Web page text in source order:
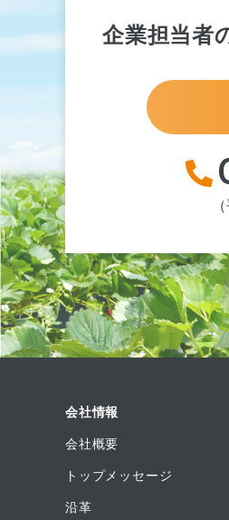
企業担当者
会社情報
会社概要
トップメッセージ
沿革